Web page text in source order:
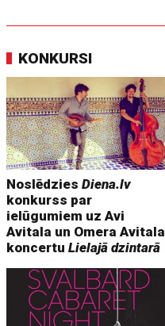
KONKURSI
NoslēdziesDiena.lv
konkurss par
ielūgumiem uz Avi
Avitala un Omera Avitala
koncertuLielajā dzintarā